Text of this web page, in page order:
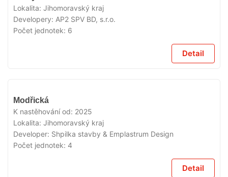
Lokalita: Jihomoravský kraj
Developery: AP2 SPV BD, s.r.o.
Počet jednotek: 6
Detail
Modřická
K nastěhování od: 2025
Lokalita: Jihomoravský kraj
Developer: Shpilka stavby & Emplastrum Design
Počet jednotek: 4
Detail